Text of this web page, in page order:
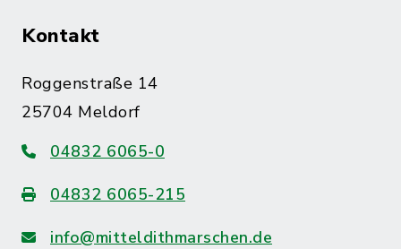
Kontakt
Roggenstraße 14
25704 Meldorf
04832 6065-0
04832 6065-215
info@mitteldithmarschen.de